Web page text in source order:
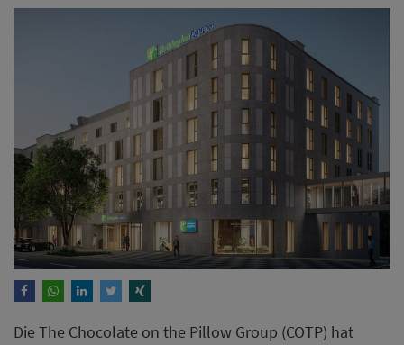
Die The Chocolate on the Pillow Group (COTP) hat